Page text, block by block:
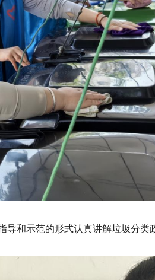
导和示范的形式认真讲解垃圾分类